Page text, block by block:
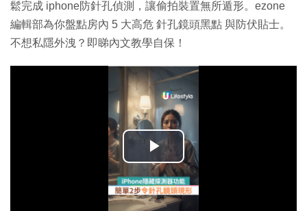
鬆完成 iphone防針孔偵測，讓偷拍裝置無所遁形。ezone
編輯部為你盤點房內 5 大高危 針孔鏡頭黑點 與防伏貼士。
不想私隱外洩？即睇內文教學自保！
播
放